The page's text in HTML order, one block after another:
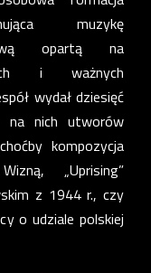
muzykę
opartą na
i ważnych
wydał dziesięć
na nich utworów
kompozycja
„Uprising”
z 1944 r., czy
o udziale polskiej